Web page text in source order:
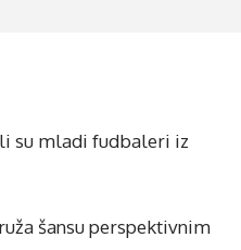
su mladi fudbaleri iz
šansu perspektivnim